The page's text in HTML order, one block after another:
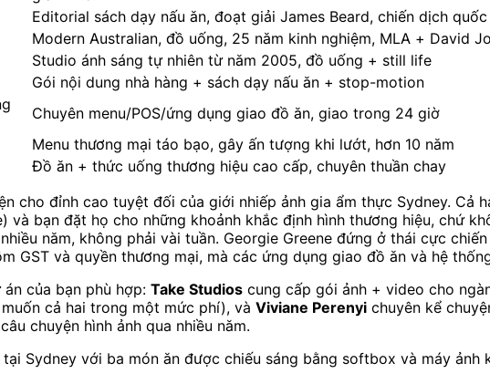
Editorial sách dạy nấu ăn, đoạt giải James Beard, chiến dịch
Modern Australian, đồ uống, 25 năm kinh nghiệm, MLA + David
Studio ánh sáng tự nhiên từ năm 2005, đồ uống + still life
Gói nội dung nhà hàng + sách dạy nấu ăn + stop-motion
Chuyên menu/POS/ứng dụng giao đồ ăn, giao trong 24 giờ
Menu thương mại táo bạo, gây ấn tượng khi lướt, hơn 10 năm
Đồ ăn + thức uống thương hiệu cao cấp, chuyên thuần chay
cho đỉnh cao tuyệt đối của giới nhiếp ảnh gia ẩm thực Sydney. Cả
và bạn đặt họ cho những khoảnh khắc định hình thương hiệu, chứ
năm, không phải vài tuần. Georgie Greene đứng ở thái cực
GST và quyền thương mại, mà các ứng dụng giao đồ ăn và hệ
của bạn phù hợp: Take Studios cung cấp gói ảnh + video cho
cả hai trong một mức phí), và Viviane Perenyi chuyên kể
chuyện hình ảnh qua nhiều năm.
Sydney với ba món ăn được chiếu sáng bằng softbox và máy ảnh